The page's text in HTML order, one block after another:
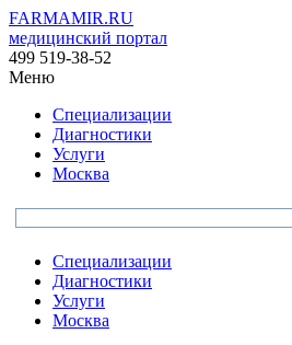
FARMAMIR.RU
медицинский портал
499 519-38-52
Меню
Специализации
Диагностики
Услуги
Москва
Специализации
Диагностики
Услуги
Москва